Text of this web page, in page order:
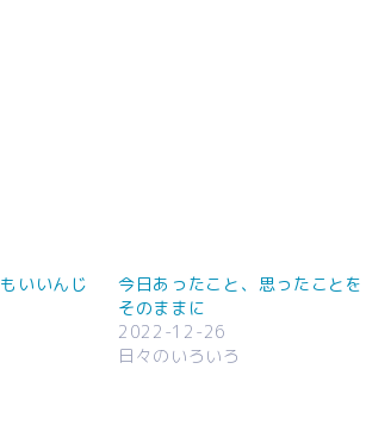
いいんじ
今日あったこと、思ったことを
そのままに
2022-12-26
日々のいろいろ